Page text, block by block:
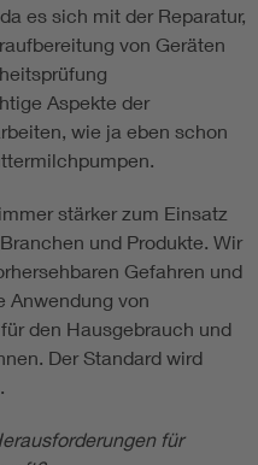
es sich mit der Reparatur,
von Geräten
Aspekte der
wie ja eben schon
stärker zum Einsatz
und Produkte. Wir
Gefahren und
Anwendung von
den Hausgebrauch und
Der Standard wird
für